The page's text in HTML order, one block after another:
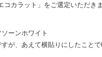
コカラット」をご選定いただき
ーンホワイト
が、あえて横貼りにしたことで